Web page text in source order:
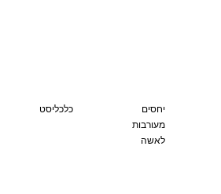
יחסים
מעורבות
לאשה
כלכליסט